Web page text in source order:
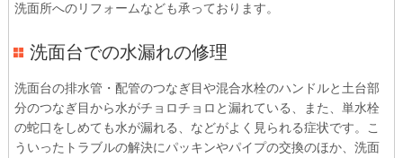
洗面所へのリフォームなども承っております。
洗面台での水漏れの修理
洗面台の排水管・配管のつなぎ目や混合水栓のハンドルと土台部
分のつなぎ目から水がチョロチョロと漏れている、また、単水栓
の蛇口をしめても水が漏れる、などがよく見られる症状です。こ
ういったトラブルの解決にパッキンやパイプの交換のほか、洗面